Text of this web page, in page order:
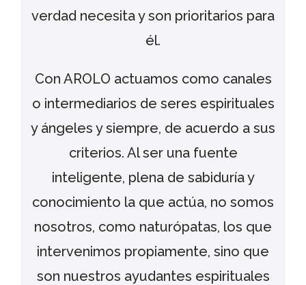
verdad necesita y son prioritarios para
él.
Con AROLO actuamos como canales
o intermediarios de seres espirituales
y ángeles y siempre, de acuerdo a sus
criterios. Al ser una fuente
inteligente, plena de sabiduría y
conocimiento la que actúa, no somos
nosotros, como naturópatas, los que
intervenimos propiamente, sino que
son nuestros ayudantes espirituales